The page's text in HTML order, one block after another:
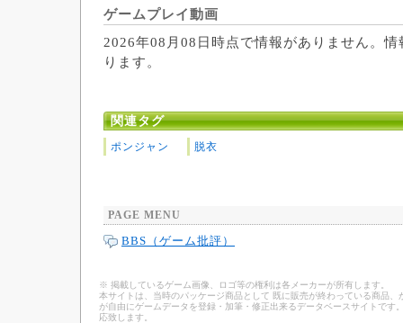
ゲームプレイ動画
2026年08月08日時点で情報がありません。
ります。
関連タグ
ポンジャン 脱衣
PAGE MENU
BBS（ゲーム批評）
※ 掲載しているゲーム画像、ロゴ等の権利は各メーカーが所有します。
本サイトは、当時のパッケージ商品として 既に販売が終わっている商品
が自由にゲームデータを登録・加筆・修正出来るデータベースサイトで
応致します。